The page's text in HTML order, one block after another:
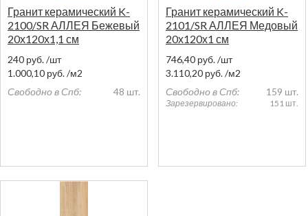
Гранит керамический K-
2100/SR АЛЛЕЯ Бежевый
20х120х1,1 см
240 руб./шт
1.000,10 руб./м2
Свободно в Спб:
48 шт.
Гранит керамический K-
2101/SR АЛЛЕЯ Медовый
20х120х1 см
746,40 руб./шт
3.110,20 руб./м2
Свободно в Спб:
159 шт.
Зарезервировано: 151 шт.